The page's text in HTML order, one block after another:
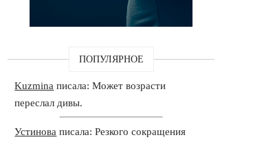
ПОПУЛЯРНОЕ
Kuzmina писала: Может возрасти
переслал дивы.
Устинова писала: Резкого сокращения